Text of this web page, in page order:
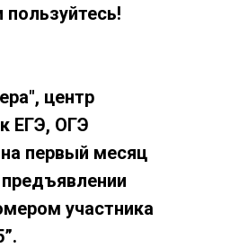
центр
ЕГЭ, ОГЭ
первый месяц
участника